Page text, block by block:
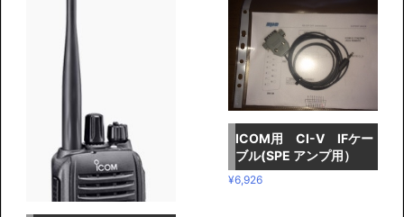
0
で
し
ICOM用 CI-V IFケー
ブル(SPE アンプ用）
¥6,926